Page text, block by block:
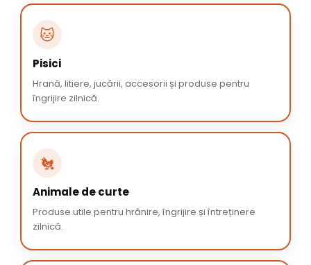
🐱
Pisici
Hrană, litiere, jucării, accesorii și produse pentru
îngrijire zilnică.
🐔
Animale de curte
Produse utile pentru hrănire, îngrijire și întreținere
zilnică.